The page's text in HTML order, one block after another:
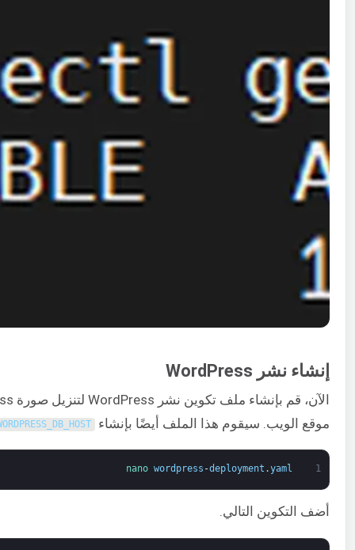
إنشاء نشر WordPress
الآن، قم بإنشاء ملف تكوين نشر WordPress لتنزيل صورة WordPress، وإنشاء حاوية، وتركيب PersistentVolume في
موقع الويب. سيقوم هذا الملف أيضًا بإنشاء
1
nano wordpress -deployment .yaml
أضف التكوين التالي.